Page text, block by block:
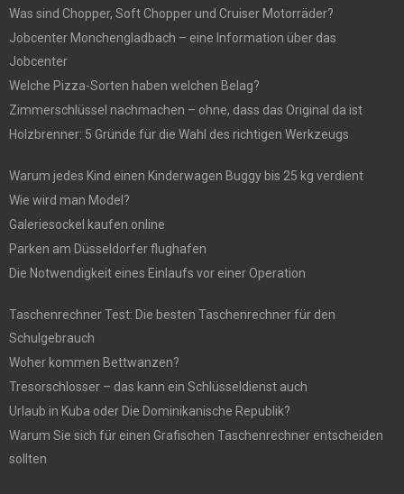
Was sind Chopper, Soft Chopper und Cruiser Motorräder?
Jobcenter Monchengladbach – eine Information über das
Jobcenter
Welche Pizza-Sorten haben welchen Belag?
Zimmerschlüssel nachmachen – ohne, dass das Original da ist
Holzbrenner: 5 Gründe für die Wahl des richtigen Werkzeugs
Warum jedes Kind einen Kinderwagen Buggy bis 25 kg verdient
Wie wird man Model?
Galeriesockel kaufen online
Parken am Düsseldorfer flughafen
Die Notwendigkeit eines Einlaufs vor einer Operation
Taschenrechner Test: Die besten Taschenrechner für den
Schulgebrauch
Woher kommen Bettwanzen?
Tresorschlosser – das kann ein Schlüsseldienst auch
Urlaub in Kuba oder Die Dominikanische Republik?
Warum Sie sich für einen Grafischen Taschenrechner entscheiden
sollten